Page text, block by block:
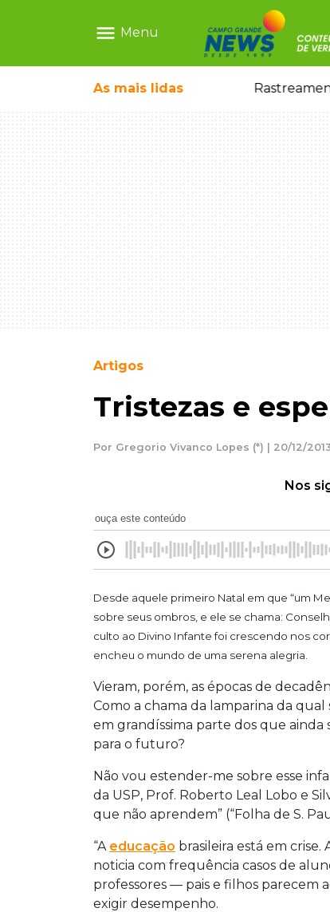
menu Menu
As mais lidas
anos morto a facada
Artigos
Tristezas e
Por Gregorio Vivanco Lopes (*) | 20/12/
Nos
ouça este conteúdo
Desde aquele primeiro Natal em que “um
sobre seus ombros, e ele se chama:
culto ao Divino Infante foi crescendo nos
encheu o mundo de uma serena alegria.
Vieram, porém, as épocas de
Como a chama da lamparina da
em grandíssima parte dos que ainda
para o futuro?
Não vou estender-me sobre esse
da USP, Prof. Roberto Leal Lobo e
que não aprendem” (“Folha de S.
“A educação brasileira está em
noticia com frequência casos de
professores — pais e filhos parecem
exigir desempenho.